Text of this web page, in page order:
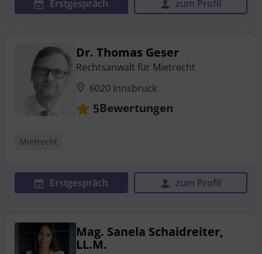
Erstgespräch zum Profil
Dr. Thomas Geser
Rechtsanwalt für Mietrecht
6020 Innsbruck
5Bewertungen
Mietrecht
Erstgespräch zum Profil
Mag. Sanela Schaidreiter,
LL.M.